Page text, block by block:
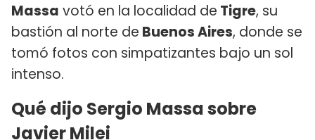
Massa votó en la localidad de Tigre, su
bastión al norte de Buenos Aires, donde se
tomó fotos con simpatizantes bajo un sol
intenso.
Qué dijo Sergio Massa sobre
Javier Milei